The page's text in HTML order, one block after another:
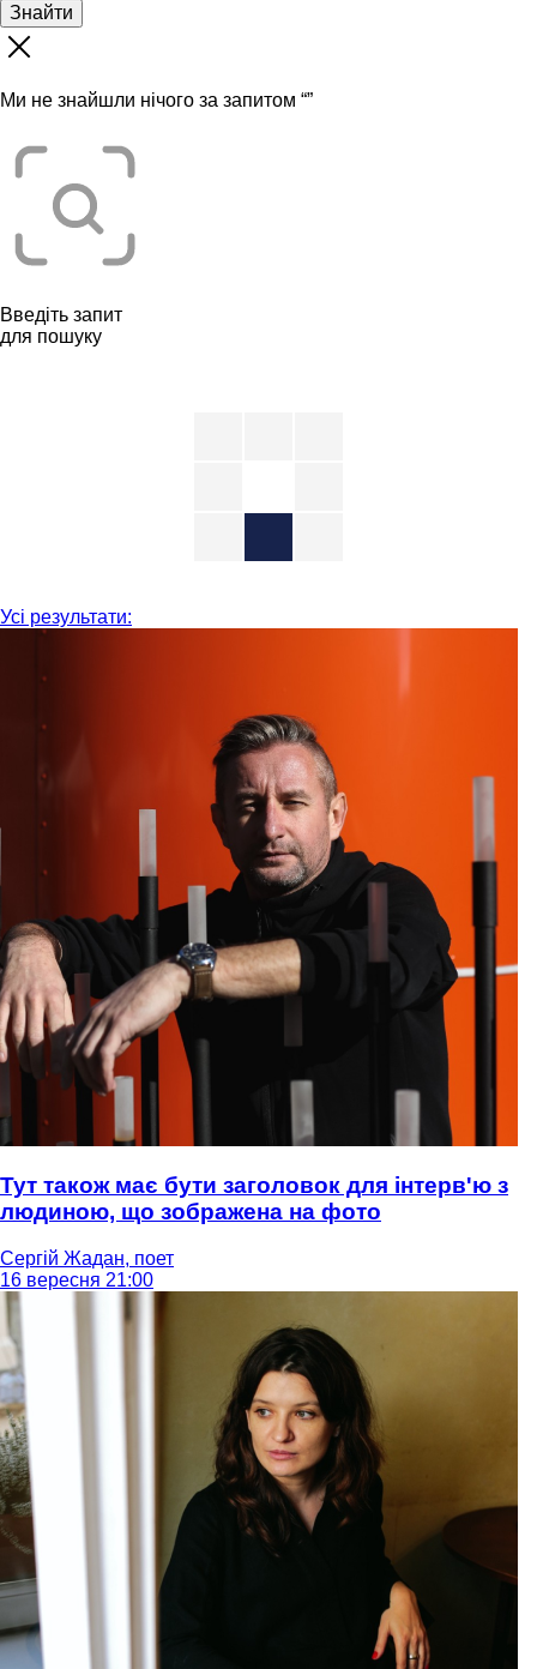
Знайти
Ми не знайшли нічого за запитом “”
Введіть запит
для пошуку
Усі результати:
Тут також має бути заголовок для інтерв'ю з
людиною, що зображена на фото
Сергій Жадан, поет
16 вересня 21:00